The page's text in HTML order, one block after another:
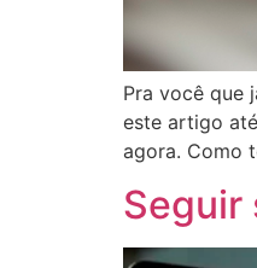
Pra você que
este artigo
agora. Como
Seguir